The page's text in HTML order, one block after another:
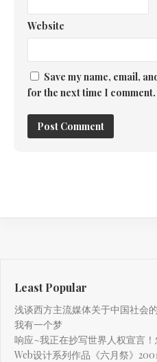
Website
Save my name, email,
for the next time I comment.
Least Popular
浅谈西方主流媒体关于中国社会
我有一个梦
响应~我正在抄写世界人权宣言！
Web设计系列作品《六月祭》